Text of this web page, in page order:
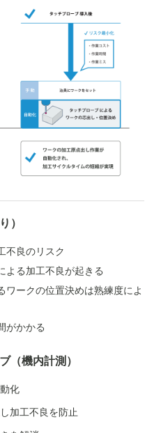
）
不良のリスク
よる加工不良が起きる
ワークの位置決めは熟練度によ
がかかる
（機内計測）
化
加工不良を防止